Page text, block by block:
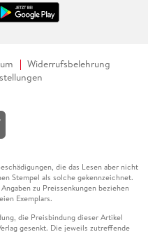
Widerrufsbelehrung
die das Lesen aber nicht
Stempel als solche gekennzeichnet.
zu Preissenkungen beziehen
Exemplars.
die Preisbindung dieser Artikel
gesenkt. Die jeweils zutreffende